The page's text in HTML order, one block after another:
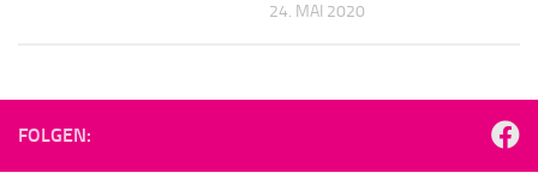
24. MAI 2020
FOLGEN: